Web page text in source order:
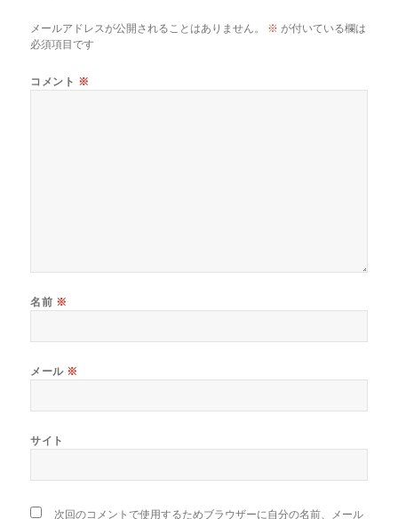
メールアドレスが公開されることはありません。 ※ が付いている欄は
必須項目です
コメント ※
名前 ※
メール ※
サイト
次回のコメントで使用するためブラウザーに自分の名前、メール